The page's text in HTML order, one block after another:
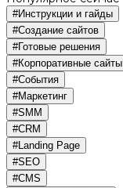
#Инструкции и гайды
#Создание сайтов
#Готовые решения
#Корпоративные сайты
#События
#Маркетинг
#SMM
#CRM
#Landing Page
#SEO
#CMS